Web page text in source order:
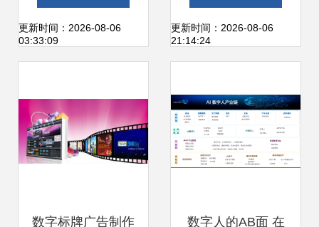
字内容生态的跃升
更新时间：2026-08-06
03:33:09
路径与未来展望
制作服务的视角
更新时间：2026-08-06
21:14:24
数字标牌广告制作 数字人的AB面 在